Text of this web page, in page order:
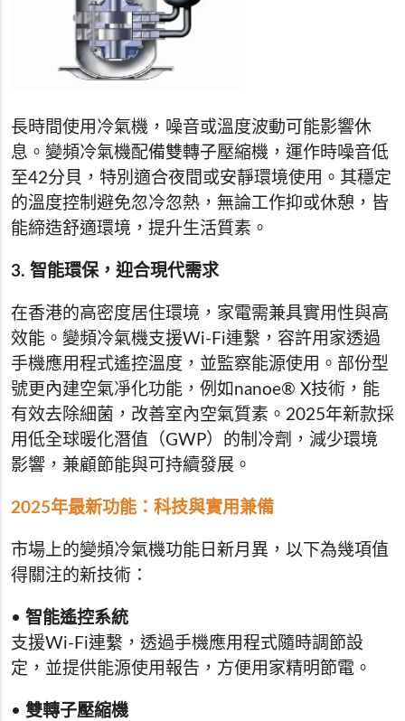
長時間使用冷氣機，噪音或溫度波動可能影響休
息。變頻冷氣機配備雙轉子壓縮機，運作時噪音低
至42分貝，特別適合夜間或安靜環境使用。其穩定
的溫度控制避免忽冷忽熱，無論工作抑或休憩，皆
能締造舒適環境，提升生活質素。
3. 智能環保，迎合現代需求
在香港的高密度居住環境，家電需兼具實用性與高
效能。變頻冷氣機支援Wi-Fi連繫，容許用家透過
手機應用程式遙控溫度，並監察能源使用。部份型
號更內建空氣凈化功能，例如nanoe® X技術，能
有效去除細菌，改善室內空氣質素。2025年新款採
用低全球暖化潛值（GWP）的制冷劑，減少環境
影響，兼顧節能與可持續發展。
2025年最新功能：科技與實用兼備
市場上的變頻冷氣機功能日新月異，以下為幾項值
得關注的新技術：
• 智能遙控系統
支援Wi-Fi連繫，透過手機應用程式隨時調節設
定，並提供能源使用報告，方便用家精明節電。
• 雙轉子壓縮機